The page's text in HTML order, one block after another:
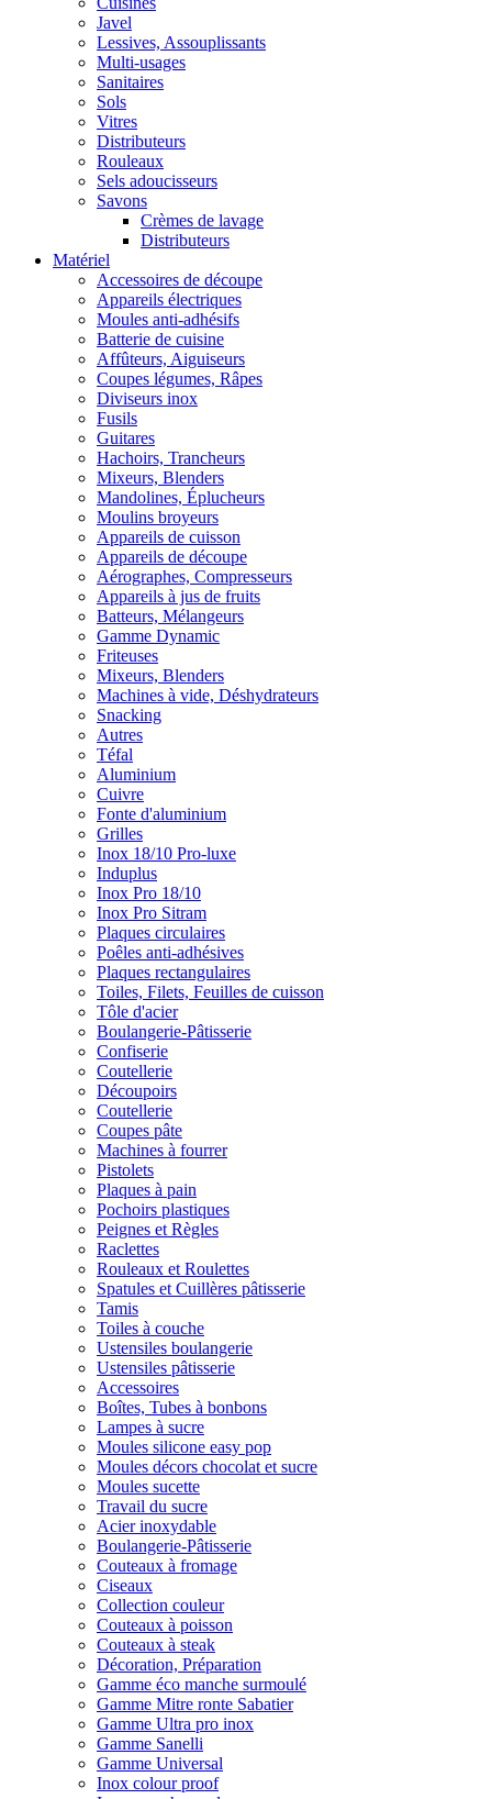
Javel
Lessives, Assouplissants
Multi-usages
Sanitaires
Sols
Vitres
Distributeurs
Rouleaux
Sels adoucisseurs
Savons
Crèmes de lavage
Distributeurs
Matériel
Accessoires de découpe
Appareils électriques
Moules anti-adhésifs
Batterie de cuisine
Affûteurs, Aiguiseurs
Coupes légumes, Râpes
Diviseurs inox
Fusils
Guitares
Hachoirs, Trancheurs
Mixeurs, Blenders
Mandolines, Éplucheurs
Moulins broyeurs
Appareils de cuisson
Appareils de découpe
Aérographes, Compresseurs
Appareils à jus de fruits
Batteurs, Mélangeurs
Gamme Dynamic
Friteuses
Mixeurs, Blenders
Machines à vide, Déshydrateurs
Snacking
Autres
Téfal
Aluminium
Cuivre
Fonte d'aluminium
Grilles
Inox 18/10 Pro-luxe
Induplus
Inox Pro 18/10
Inox Pro Sitram
Plaques circulaires
Poêles anti-adhésives
Plaques rectangulaires
Toiles, Filets, Feuilles de cuisson
Tôle d'acier
Boulangerie-Pâtisserie
Confiserie
Coutellerie
Découpoirs
Coutellerie
Coupes pâte
Machines à fourrer
Pistolets
Plaques à pain
Pochoirs plastiques
Peignes et Règles
Raclettes
Rouleaux et Roulettes
Spatules et Cuillères pâtisserie
Tamis
Toiles à couche
Ustensiles boulangerie
Ustensiles pâtisserie
Accessoires
Boîtes, Tubes à bonbons
Lampes à sucre
Moules silicone easy pop
Moules décors chocolat et sucre
Moules sucette
Travail du sucre
Acier inoxydable
Boulangerie-Pâtisserie
Couteaux à fromage
Ciseaux
Collection couleur
Couteaux à poisson
Couteaux à steak
Décoration, Préparation
Gamme éco manche surmoulé
Gamme Mitre ronte Sabatier
Gamme Ultra pro inox
Gamme Sanelli
Gamme Universal
Inox colour proof